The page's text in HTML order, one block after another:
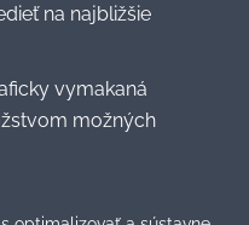
na najbližšie
vymakaná
možných